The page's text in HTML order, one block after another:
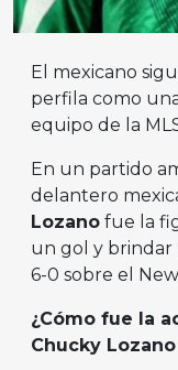
El mexicano
perfila como
equipo de la
En un partido
delantero
Lozano fue la
un gol y brindar
6-0 sobre el
¿Cómo fue la
Chucky